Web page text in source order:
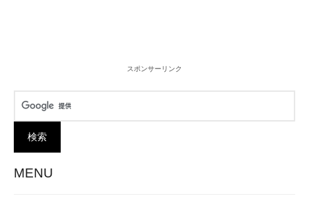
スポンサーリンク
MENU